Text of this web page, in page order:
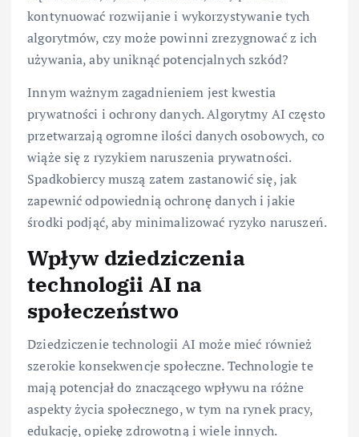
kontynuować rozwijanie i wykorzystywanie tych
algorytmów, czy może powinni zrezygnować z ich
używania, aby uniknąć potencjalnych szkód?
Innym ważnym zagadnieniem jest kwestia
prywatności i ochrony danych. Algorytmy AI często
przetwarzają ogromne ilości danych osobowych, co
wiąże się z ryzykiem naruszenia prywatności.
Spadkobiercy muszą zatem zastanowić się, jak
zapewnić odpowiednią ochronę danych i jakie
środki podjąć, aby minimalizować ryzyko naruszeń.
Wpływ dziedziczenia
technologii AI na
społeczeństwo
Dziedziczenie technologii AI może mieć również
szerokie konsekwencje społeczne. Technologie te
mają potencjał do znaczącego wpływu na różne
aspekty życia społecznego, w tym na rynek pracy,
edukację, opiekę zdrowotną i wiele innych.